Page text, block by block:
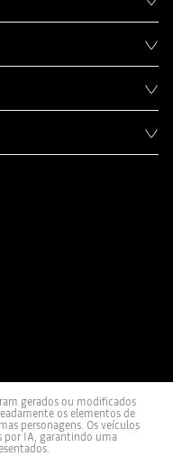
gerados ou modificados
os elementos de
personagens. Os veículos
por IA, garantindo uma